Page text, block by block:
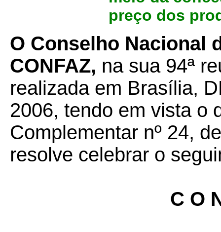
preço dos
O Conselho Nacional
CONFAZ, na sua 94ª
realizada em Brasília,
2006, tendo em vista o
Complementar nº 24,
resolve celebrar o
C O